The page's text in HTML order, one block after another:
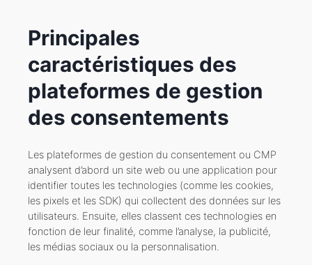
Principales
caractéristiques des
plateformes de gestion
des consentements
Les plateformes de gestion du consentement ou CMP
analysent d’abord un site web ou une application pour
identifier toutes les technologies (comme les cookies,
les pixels et les SDK) qui collectent des données sur les
utilisateurs. Ensuite, elles classent ces technologies en
fonction de leur finalité, comme l’analyse, la publicité,
les médias sociaux ou la personnalisation.